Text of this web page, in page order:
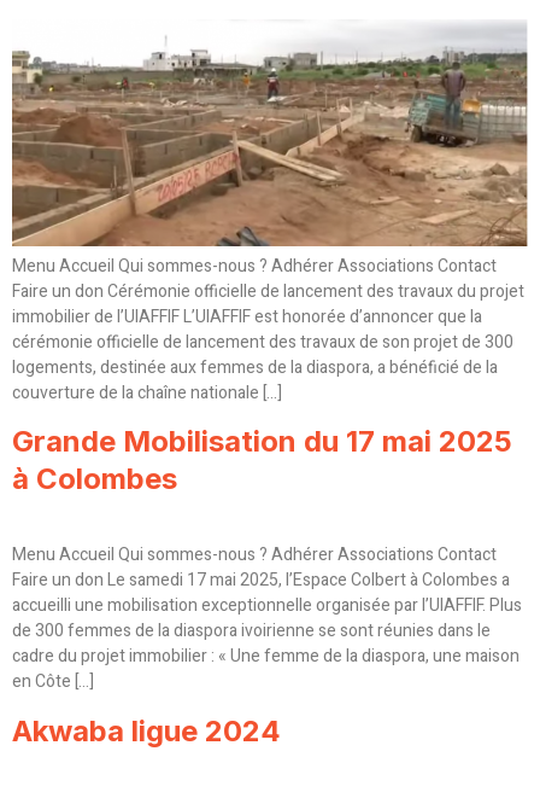
Menu Accueil Qui sommes-nous ? Adhérer Associations Contact
Faire un don Cérémonie officielle de lancement des travaux du projet
immobilier de l’UIAFFIF L’UIAFFIF est honorée d’annoncer que la
cérémonie officielle de lancement des travaux de son projet de 300
logements, destinée aux femmes de la diaspora, a bénéficié de la
couverture de la chaîne nationale […]
Grande Mobilisation du 17 mai 2025
à Colombes
Menu Accueil Qui sommes-nous ? Adhérer Associations Contact
Faire un don Le samedi 17 mai 2025, l’Espace Colbert à Colombes a
accueilli une mobilisation exceptionnelle organisée par l’UIAFFIF. Plus
de 300 femmes de la diaspora ivoirienne se sont réunies dans le
cadre du projet immobilier : « Une femme de la diaspora, une maison
en Côte […]
Akwaba ligue 2024